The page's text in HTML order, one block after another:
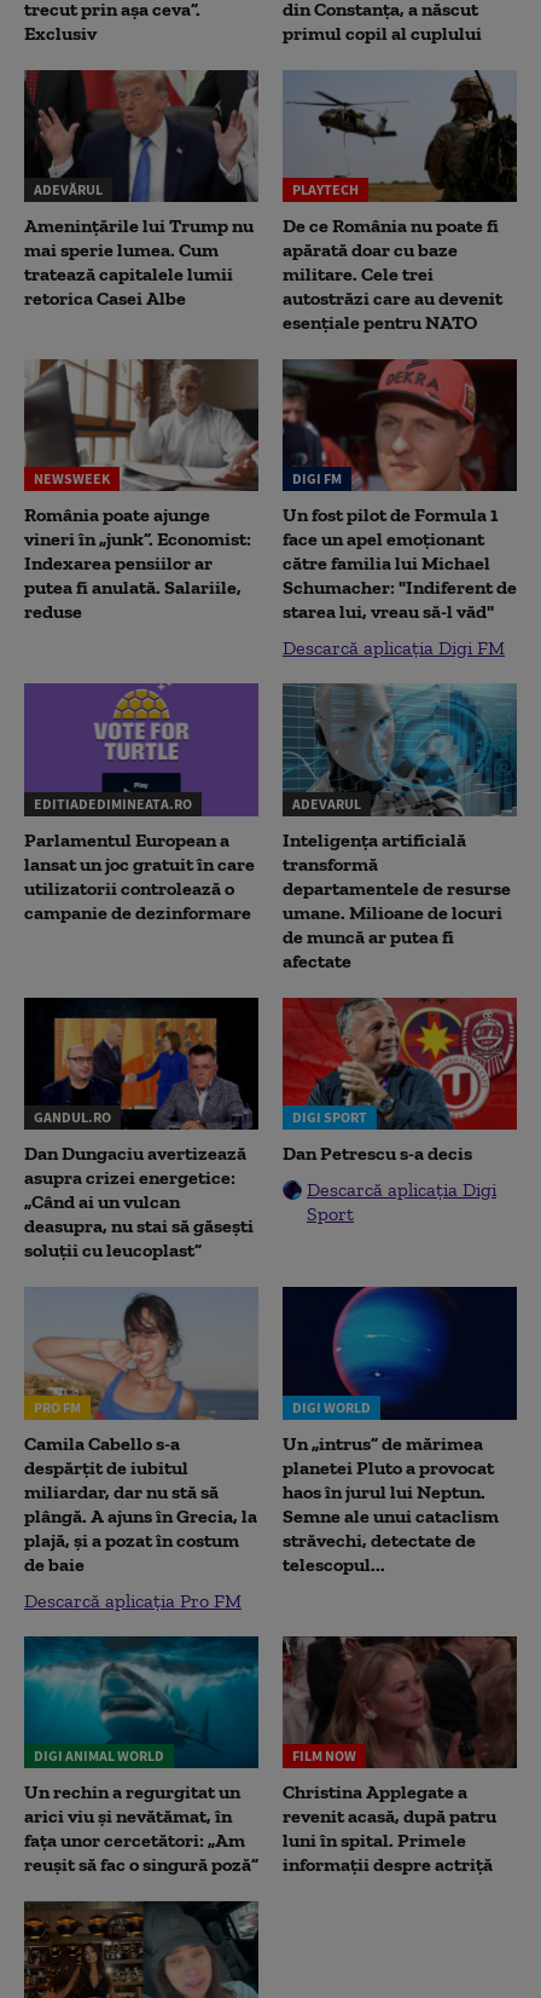
trecut prin așa ceva”.
Exclusiv
din Constanța, a născut
primul copil al cuplului
ADEVĂRUL
Amenințările lui Trump nu
mai sperie lumea. Cum
tratează capitalele lumii
retorica Casei Albe
PLAYTECH
De ce România nu poate fi
apărată doar cu baze
militare. Cele trei
autostrăzi care au devenit
esențiale pentru NATO
NEWSWEEK
România poate ajunge
vineri în „junk”. Economist:
Indexarea pensiilor ar
putea fi anulată. Salariile,
reduse
DIGI FM
Un fost pilot de Formula 1
face un apel emoționant
către familia lui Michael
Schumacher: "Indiferent de
starea lui, vreau să-l văd"
Descarcă aplicația Digi FM
EDITIADEDIMINEATA.RO
Parlamentul European a
lansat un joc gratuit în care
utilizatorii controlează o
campanie de dezinformare
ADEVARUL
Inteligența artificială
transformă
departamentele de resurse
umane. Milioane de locuri
de muncă ar putea fi
afectate
GANDUL.RO
Dan Dungaciu avertizează
asupra crizei energetice:
„Când ai un vulcan
deasupra, nu stai să găsești
soluții cu leucoplast”
DIGI SPORT
Dan Petrescu s-a decis
Descarcă aplicația Digi
Sport
PRO FM
Camila Cabello s-a
despărțit de iubitul
miliardar, dar nu stă să
plângă. A ajuns în Grecia, la
plajă, și a pozat în costum
de baie
Descarcă aplicația Pro FM
DIGI WORLD
Un „intrus” de mărimea
planetei Pluto a provocat
haos în jurul lui Neptun.
Semne ale unui cataclism
străvechi, detectate de
telescopul...
DIGI ANIMAL WORLD
Un rechin a regurgitat un
arici viu și nevătămat, în
fața unor cercetători: „Am
reușit să fac o singură poză”
FILM NOW
Christina Applegate a
revenit acasă, după patru
luni în spital. Primele
informații despre actriță